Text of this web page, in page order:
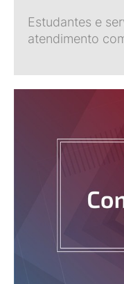
Estudantes e
atendimento